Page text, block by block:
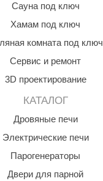
Сауна под ключ
Хамам под ключ
комната под ключ
Сервис и ремонт
3D проектирование
КАТАЛОГ
Дровяные печи
Электрические печи
Парогенераторы
Двери для парной